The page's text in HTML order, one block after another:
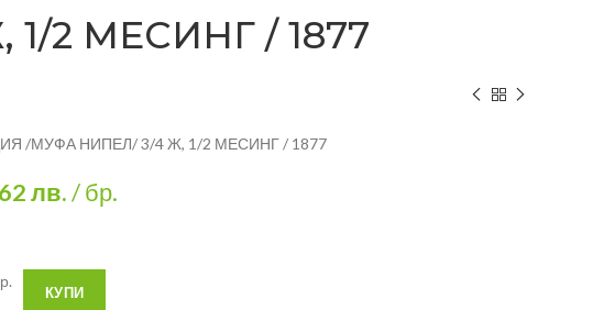
2 МЕСИНГ / 1877
/МУФА НИПЕЛ/ 3/4 Ж, 1/2 МЕСИНГ / 1877
лв./ бр.
КУПИ